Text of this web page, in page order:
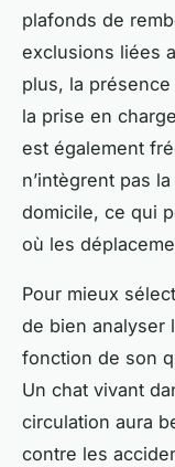
plafonds de
exclusions liées
plus, la
la prise en
est également
n’intègrent pas
domicile, ce qui
où les
Pour mieux
de bien analyser
fonction de son
Un chat vivant
circulation aura
contre les